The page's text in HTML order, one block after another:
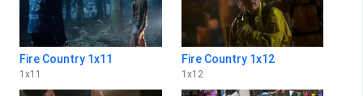
Fire Country 1x11
1 x11
Fire Country 1x12
1 x12